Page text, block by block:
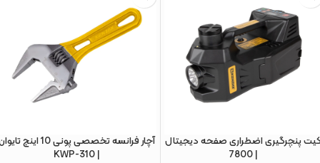
پنچرگیری اضطراری صفحه دیجیتال
| 7800
آچار فرانسه تخصصی پونی 10 اینچ
| KWP-310